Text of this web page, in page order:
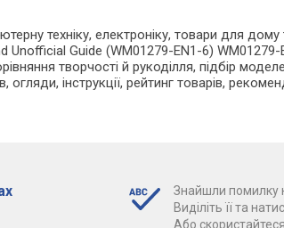
техніку, електроніку, товари для
Unofficial Guide (WM01279-EN1-6)
творчості й рукоділля, підбір
огляди, інструкції, рейтинг товарів,
Знайшли помилку
Виділіть її та
Або